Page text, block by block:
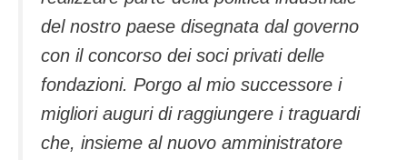
del nostro paese disegnata dal governo
con il concorso dei soci privati delle
fondazioni. Porgo al mio successore i
migliori auguri di raggiungere i traguardi
che, insieme al nuovo amministratore